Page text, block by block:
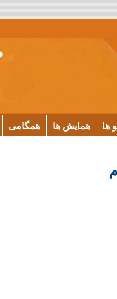
ها همایش ها همگامی